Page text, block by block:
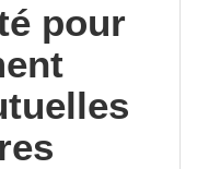
pour